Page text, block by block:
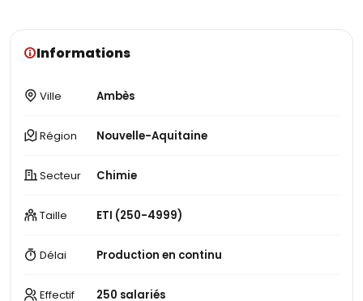
Informations
Ville Ambès
Région Nouvelle-Aquitaine
Secteur Chimie
Taille ETI (250-4999)
Délai Production en continu
Effectif 250 salariés